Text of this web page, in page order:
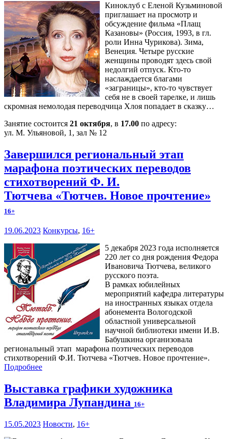
Киноклуб с Еленой Кузьминовой
приглашает на просмотр и
обсуждение фильма «Плащ
Казановы» (Россия, 1993, в гл.
роли Инна Чурикова). Зима,
Венеция. Четыре русские
женщины проводят здесь свой
недолгий отпуск. Кто-то
наслаждается благами
«заграницы», кто-то чувствует
себя не в своей тарелке, и лишь
скромная немолодая переводчица Хлоя попадает в сказку…
Занятие состоится 21 октября, в 17.00 по адресу:
ул. М. Ульяновой, 1, зал № 12
Завершился региональный этап
марафона поэтических переводов
стихотворений Ф. И.
Тютчева «Тютчев. Новое прочтение»
16+
19.06.2023 Конкурсы, 16+
5 декабря 2023 года исполняется
220 лет со дня рождения Федора
Ивановича Тютчева, великого
русского поэта.
В рамках юбилейных
мероприятий кафедра литературы
на иностранных языках отдела
абонемента Вологодской
областной универсальной
научной библиотеки имени И.В.
Бабушкина организовала
региональный этап марафона поэтических переводов
стихотворений Ф.И. Тютчева «Тютчев. Новое прочтение».
Подробнее
Выставка графики художника
Владимира Лупандина 16+
15.05.2023 Новости, 16+